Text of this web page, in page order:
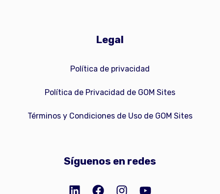
Legal
Política de privacidad
Política de Privacidad de GOM Sites
Términos y Condiciones de Uso de GOM Sites
Síguenos en redes